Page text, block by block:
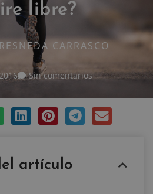
libre?
CARRASCO
Sin comentarios
artículo